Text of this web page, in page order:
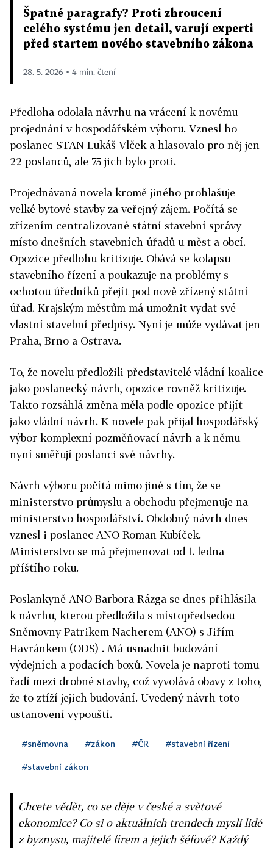
Špatné paragrafy? Proti zhroucení
celého systému jen detail, varují experti
před startem nového stavebního zákona
28. 5. 2026 ▪ 4 min. čtení
Předloha odolala návrhu na vrácení k novému
projednání v hospodářském výboru. Vznesl ho
poslanec STAN Lukáš Vlček a hlasovalo pro něj jen
22 poslanců, ale 75 jich bylo proti.
Projednávaná novela kromě jiného prohlašuje
velké bytové stavby za veřejný zájem. Počítá se
zřízením centralizované státní stavební správy
místo dnešních stavebních úřadů u měst a obcí.
Opozice předlohu kritizuje. Obává se kolapsu
stavebního řízení a poukazuje na problémy s
ochotou úředníků přejít pod nově zřízený státní
úřad. Krajským městům má umožnit vydat své
vlastní stavební předpisy. Nyní je může vydávat jen
Praha, Brno a Ostrava.
To, že novelu předložili představitelé vládní koalice
jako poslanecký návrh, opozice rovněž kritizuje.
Takto rozsáhlá změna měla podle opozice přijít
jako vládní návrh. K novele pak přijal hospodářský
výbor komplexní pozměňovací návrh a k němu
nyní směřují poslanci své návrhy.
Návrh výboru počítá mimo jiné s tím, že se
ministerstvo průmyslu a obchodu přejmenuje na
ministerstvo hospodářství. Obdobný návrh dnes
vznesl i poslanec ANO Roman Kubíček.
Ministerstvo se má přejmenovat od 1. ledna
příštího roku.
Poslankyně ANO Barbora Rázga se dnes přihlásila
k návrhu, kterou předložila s místopředsedou
Sněmovny Patrikem Nacherem (ANO) s Jiřím
Havránkem (ODS) . Má usnadnit budování
výdejních a podacích boxů. Novela je naproti tomu
řadí mezi drobné stavby, což vyvolává obavy z toho,
že to ztíží jejich budování. Uvedený návrh toto
ustanovení vypouští.
#sněmovna #zákon #ČR #stavební řízení
#stavební zákon
Chcete vědět, co se děje v české a světové
ekonomice? Co si o aktuálních trendech myslí lidé
z byznysu, majitelé firem a jejich šéfové? Každý